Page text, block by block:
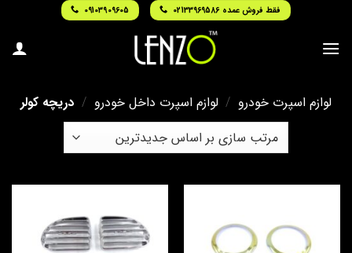
content
فقط فروش عمده 02133969586 09103909605
لوازم اسپرت خودرو / لوازم اسپرت داخل خودرو / دریچه کولر